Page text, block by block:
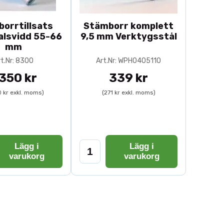
och stolpar.
för stabil och
kvistborreller
55-66
mm
8300
kr
kr exkl. moms)
Lägg i
varukorg
Stämborr komplett
9,5 mm Verktygsstål
Art.Nr: WPH0405110
339 kr
(271 kr exkl. moms)
Lägg i
varukorg